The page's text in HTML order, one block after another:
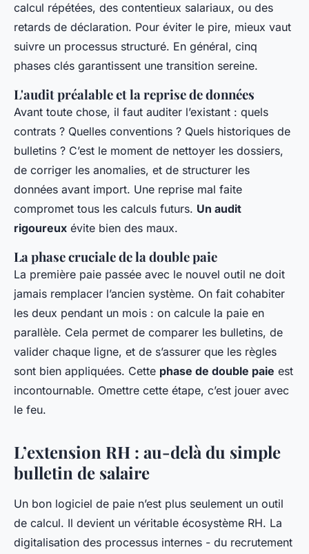
calcul répétées, des contentieux salariaux, ou des
retards de déclaration. Pour éviter le pire, mieux vaut
suivre un processus structuré. En général, cinq
phases clés garantissent une transition sereine.
L'audit préalable et la reprise de données
Avant toute chose, il faut auditer l’existant : quels
contrats ? Quelles conventions ? Quels historiques de
bulletins ? C’est le moment de nettoyer les dossiers,
de corriger les anomalies, et de structurer les
données avant import. Une reprise mal faite
compromet tous les calculs futurs. Un audit
rigoureux évite bien des maux.
La phase cruciale de la double paie
La première paie passée avec le nouvel outil ne doit
jamais remplacer l’ancien système. On fait cohabiter
les deux pendant un mois : on calcule la paie en
parallèle. Cela permet de comparer les bulletins, de
valider chaque ligne, et de s’assurer que les règles
sont bien appliquées. Cette phase de double paie est
incontournable. Omettre cette étape, c’est jouer avec
le feu.
L’extension RH : au-delà du simple
bulletin de salaire
Un bon logiciel de paie n’est plus seulement un outil
de calcul. Il devient un véritable écosystème RH. La
digitalisation des processus internes - du recrutement